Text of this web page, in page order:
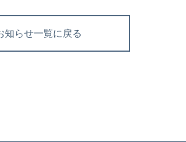
知らせ一覧に戻る